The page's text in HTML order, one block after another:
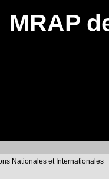
MRAP
Nationales et Internationales